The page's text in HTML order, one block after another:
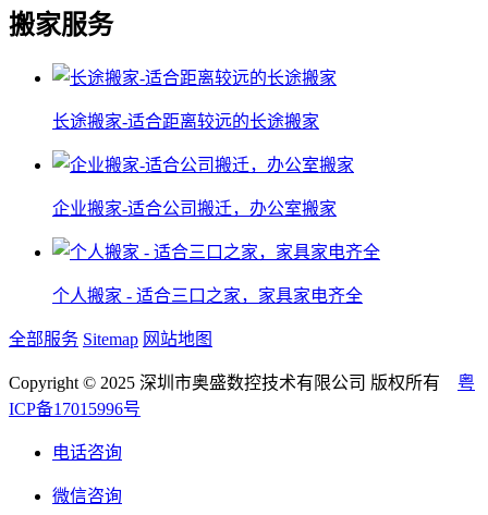
搬家服务
长途搬家-适合距离较远的长途搬家
企业搬家-适合公司搬迁，办公室搬家
个人搬家 - 适合三口之家，家具家电齐全
全部服务 Sitemap 网站地图
Copyright © 2025 深圳市奥盛数控技术有限公司 版权所有 粤
ICP备17015996号
电话咨询
微信咨询